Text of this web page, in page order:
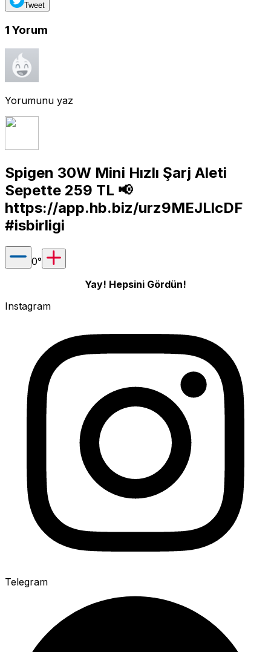
Tweet
1 Yorum
Yorumunu yaz
Spigen 30W Mini Hızlı Şarj Aleti
Sepette 259 TL 📢
https://app.hb.biz/urz9MEJLlcDF
#isbirligi
0°
Yay! Hepsini Gördün!
Instagram
Telegram